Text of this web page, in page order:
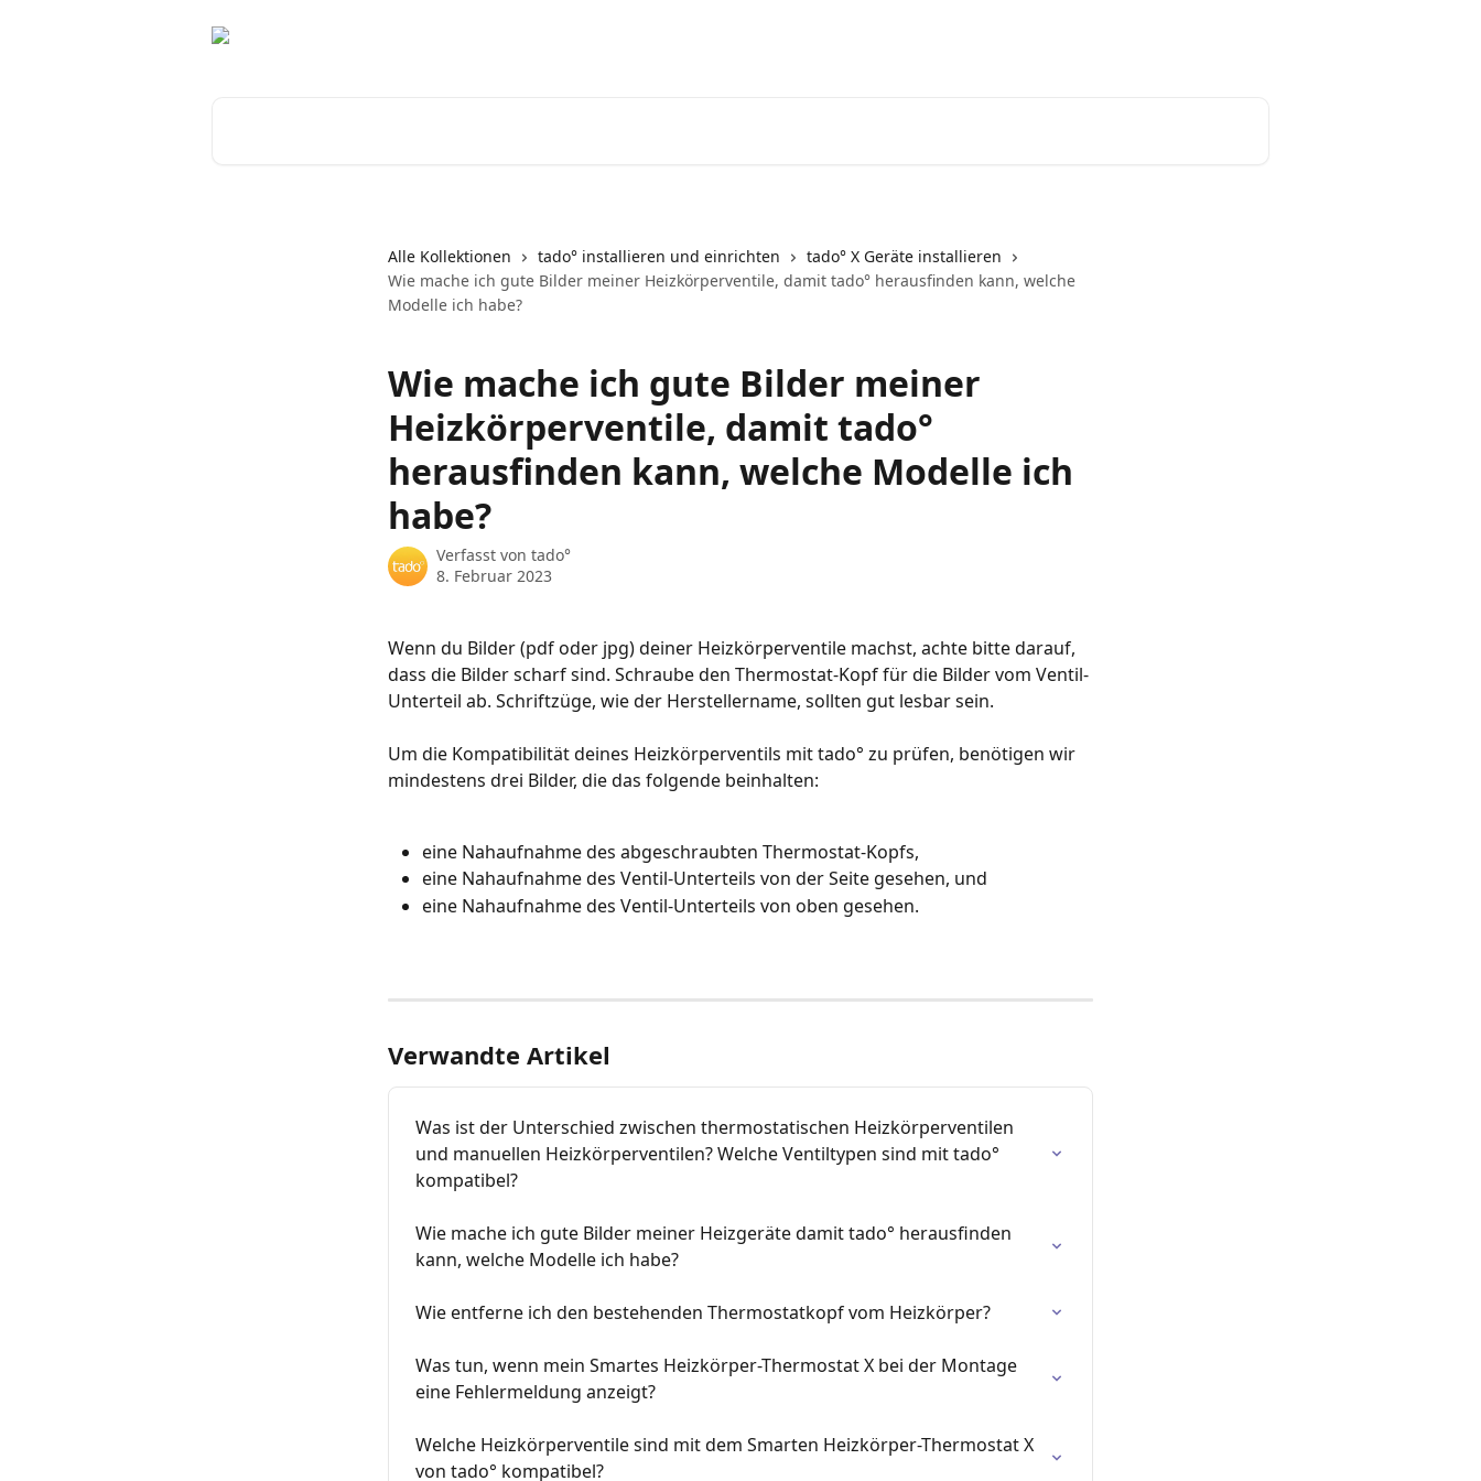
Alle Kollektionen tado° installieren und einrichten
tado° X Geräte installieren
Wie mache ich gute Bilder meiner Heizkörperventile, damit tado° herausfinden kann, welche
Modelle ich habe?
Wie mache ich gute Bilder meiner
Heizkörperventile, damit tado°
herausfinden kann, welche Modelle ich
habe?
Verfasst von tado°
8. Februar 2023
Wenn du Bilder (pdf oder jpg) deiner Heizkörperventile machst, achte bitte darauf,
dass die Bilder scharf sind. Schraube den Thermostat-Kopf für die Bilder vom Ventil-
Unterteil ab. Schriftzüge, wie der Herstellername, sollten gut lesbar sein.
Um die Kompatibilität deines Heizkörperventils mit tado° zu prüfen, benötigen wir
mindestens drei Bilder, die das folgende beinhalten:
eine Nahaufnahme des abgeschraubten Thermostat-Kopfs,
eine Nahaufnahme des Ventil-Unterteils von der Seite gesehen, und
eine Nahaufnahme des Ventil-Unterteils von oben gesehen.
Verwandte Artikel
Was ist der Unterschied zwischen thermostatischen Heizkörperventilen
und manuellen Heizkörperventilen? Welche Ventiltypen sind mit tado°
kompatibel?
Wie mache ich gute Bilder meiner Heizgeräte damit tado° herausfinden
kann, welche Modelle ich habe?
Wie entferne ich den bestehenden Thermostatkopf vom Heizkörper?
Was tun, wenn mein Smartes Heizkörper-Thermostat X bei der Montage
eine Fehlermeldung anzeigt?
Welche Heizkörperventile sind mit dem Smarten Heizkörper-Thermostat X
von tado° kompatibel?